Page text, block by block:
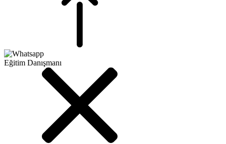
Eğitim Danışmanı